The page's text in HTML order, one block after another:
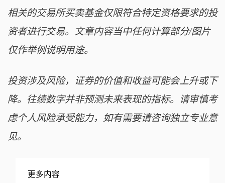
相关的交易所买卖基金仅限符合特定资格要求的投
资者进行交易。文章内容当中任何计算部分/图片
仅作举例说明用途。
投资涉及风险，证券的价值和收益可能会上升或下
降。往绩数字并非预测未来表现的指标。请审慎考
虑个人风险承受能力，如有需要请咨询独立专业意
见。
更多内容